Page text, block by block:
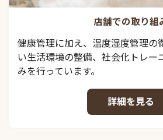
店舗での取り組
健康管理に加え、温度湿度管理の
い生活環境の整備、社会化トレー
みを行っています。
詳細を見る